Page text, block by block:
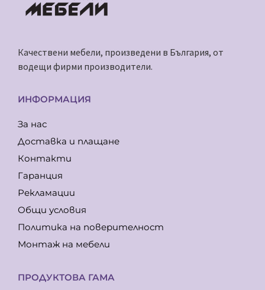
Качествени мебели, произведени в България, от
водещи фирми производители.
ИНФОРМАЦИЯ
За нас
Доставка и плащане
Контакти
Гаранция
Рекламации
Общи условия
Политика на поверителност
Монтаж на мебели
ПРОДУКТОВА ГАМА